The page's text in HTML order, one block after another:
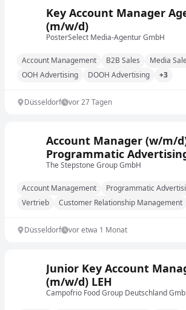
Key Account Manager
(m/w/d)
PosterSelect Media-Agentur GmbH
Account Management B2B Sales
Media
OOH Advertising
DOOH Advertising +3
Düsseldorf vor 27 Tagen
Account Manager (w/m/
Programmatic
The Stepstone Group GmbH
Account Management Programmatic
Vertrieb
Customer Relationship Management
Düsseldorf vor etwa 1 Monat
Junior Key Account
(m/w/d) LEH
Campofrio Food Group Deutschland